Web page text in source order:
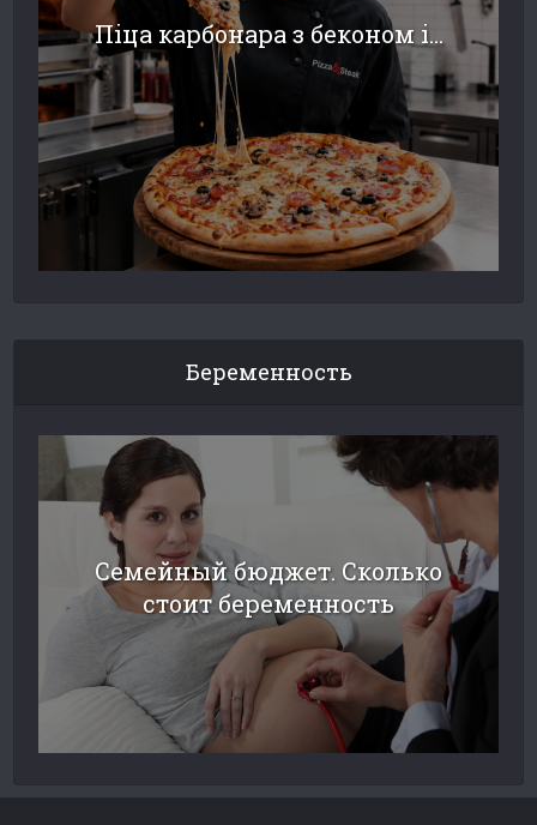
Піца карбонара з беконом і...
Беременность
Семейный бюджет. Сколько
стоит беременность